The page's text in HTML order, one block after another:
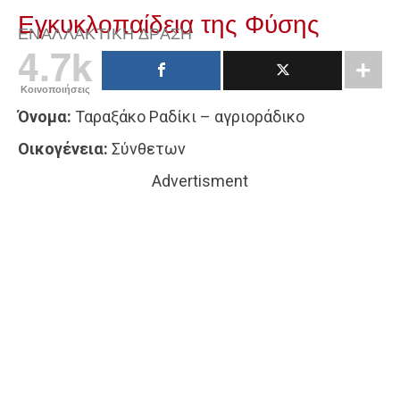
Εγκυκλοπαίδεια της Φύσης
ΕΝΑΛΛΑΚΤΙΚΉ ΔΡΆΣΗ
4.7k
Κοινοποιήσεις
Όνομα: Ταραξάκο Ραδίκι – αγριοράδικο
Οικογένεια: Σύνθετων
Advertisment